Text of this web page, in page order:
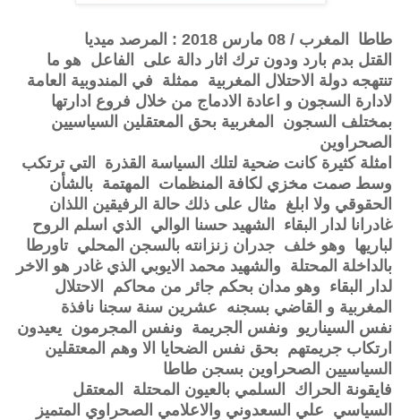
طاطا المغرب / 08 مارس 2018 : المرصد ميديا
القتل بدم بارد ودون ترك اثار دالة على الفاعل هو ما
تنتهجه دولة الاحتلال المغربية ممثلة في المندوبية العامة
لادارة السجون و اعادة الادماج من خلال فروع ادارتها
بمختلف السجون المغربية بحق المعتقلين السياسيين
الصحراوين
امثلة كثيرة كانت ضحية لتلك السياسة القذرة التي ترتكب
وسط صمت مخزي لكافة المنظمات المهتمة بالشأن
الحقوقي ولا ابلغ مثال على ذلك حالة الرفيقين اللذان
غادرانا لدار البقاء الشهيد حسنا الوالي الذي اسلم الروح
لباريها وهو خلف جدران زنزانته بالسجن المحلي تاورطا
بالداخلة المحتلة والشهيد محمد الايوبي الذي غادر هو الاخر
لدار البقاء وهو مدان بحكم جائر من محاكم الاحتلال
المغربية و القاضي بسجنه عشرين سنة سجنا نافذة
نفس السيناريو ونفس الجريمة ونفس المجرمون يعيدون
ارتكاب جريمتهم بحق نفس الضحايا الا وهم المعتقلين
السياسيين الصحراوين بسجن طاطا
فايقونة الحراك السلمي بالعيون المحتلة المعتقل
السياسي علي السعدوني والاعلامي الصحراوي المتميز